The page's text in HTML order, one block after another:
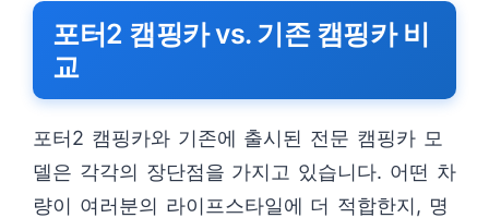
포터2 캠핑카 vs. 기존 캠핑카 비
교
포터2 캠핑카와 기존에 출시된 전문 캠핑카 모
델은 각각의 장단점을 가지고 있습니다. 어떤 차
량이 여러분의 라이프스타일에 더 적합한지, 명